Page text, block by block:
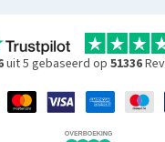
uit 5 gebaseerd op 51336